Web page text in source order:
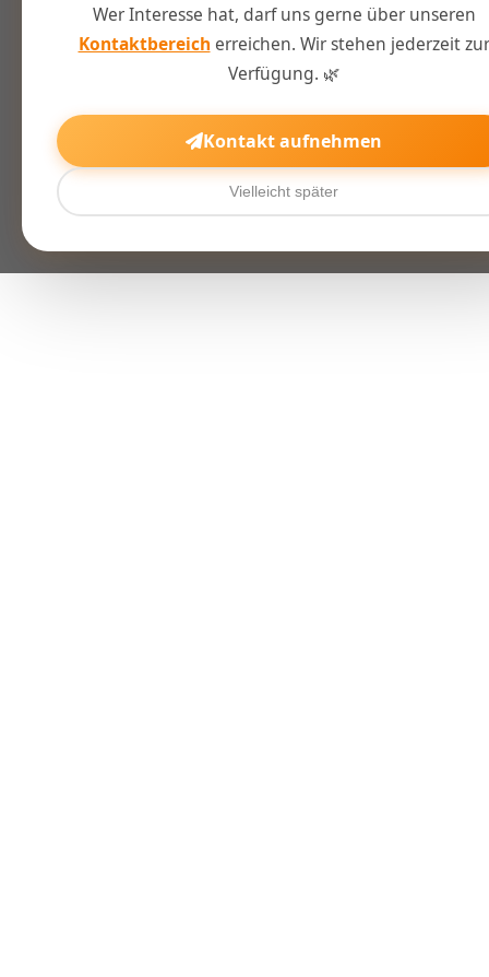
Wer Interesse hat, darf uns gerne über unseren
Kontaktbereich erreichen. Wir stehen jederzeit zur
Verfügung. 🌿
Kontakt aufnehmen
Vielleicht später